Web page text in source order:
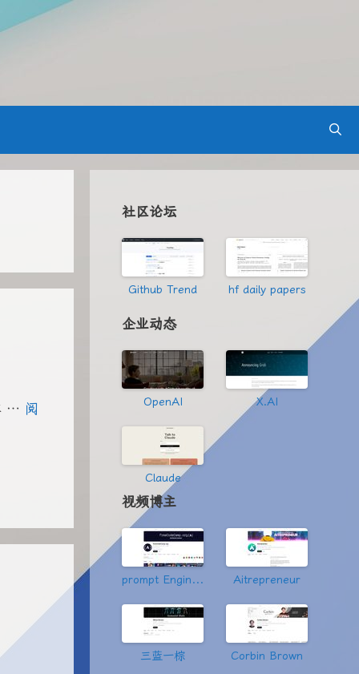
… 阅
社区论坛
Github Trend hf daily papers
企业动态
OpenAI X.AI
Claude
视频博主
prompt Engineering Aitrepreneur
三蓝一棕 Corbin Brown